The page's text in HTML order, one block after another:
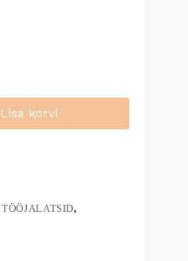
Lisa korvi
TÖÖJALATSID,